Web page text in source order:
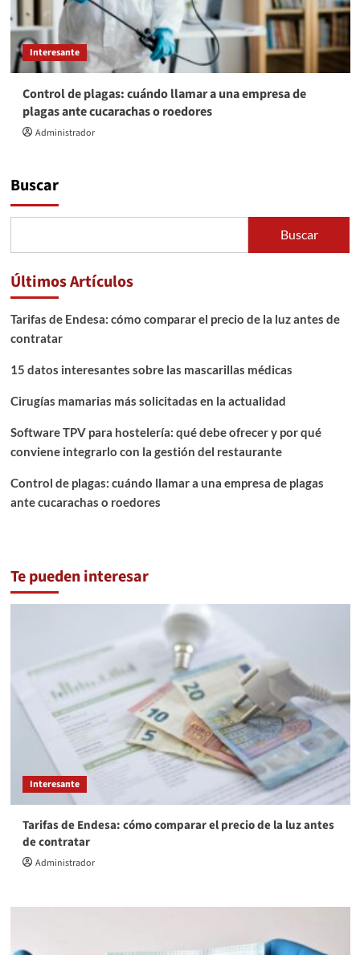
Interesante
Control de plagas: cuándo llamar a una empresa de
plagas ante cucarachas o roedores
Administrador
Buscar
Buscar
Últimos Artículos
Tarifas de Endesa: cómo comparar el precio de la luz antes de
contratar
15 datos interesantes sobre las mascarillas médicas
Cirugías mamarias más solicitadas en la actualidad
Software TPV para hostelería: qué debe ofrecer y por qué
conviene integrarlo con la gestión del restaurante
Control de plagas: cuándo llamar a una empresa de plagas
ante cucarachas o roedores
Te pueden interesar
Interesante
Tarifas de Endesa: cómo comparar el precio de la luz antes
de contratar
Administrador